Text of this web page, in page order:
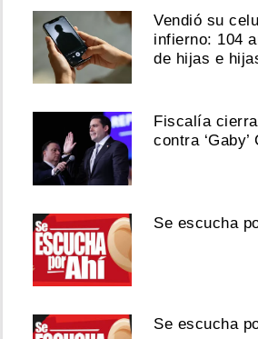
Vendió su
infierno: 104
de hijas e
Fiscalía
contra ‘Gaby’
Se escucha
Se escucha